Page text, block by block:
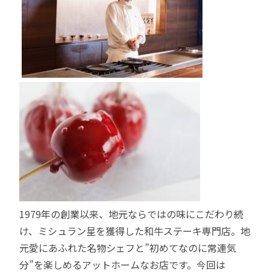
1979年の創業以来、地元ならではの味にこだわり続
け、ミシュラン星を獲得した和牛ステーキ専門店。地
元愛にあふれた名物シェフと”初めてなのに常連気
分”を楽しめるアットホームなお店です。今回は